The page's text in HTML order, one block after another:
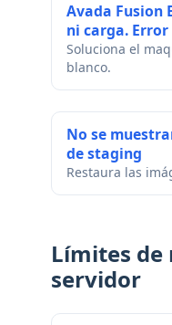
Avada Fusion
ni carga.
Soluciona el
blanco.
No se
de staging
Restaura las
Límites de
servidor